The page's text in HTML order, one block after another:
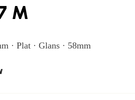
M
· Plat · Glans · 58mm